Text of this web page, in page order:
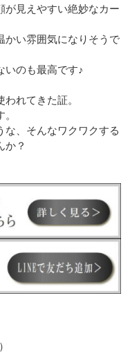
が見えやすい絶妙なカー
かい雰囲気になりそうで
いのも最高です♪
れてきた証。
な、そんなワクワクする
か？